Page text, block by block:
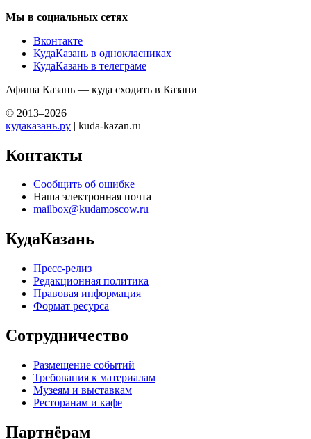
Мы в социальных сетях
Вконтакте
КудаКазань в однокласниках
КудаКазань в телеграме
Афиша Казань — куда сходить в Казани
© 2013–2026
кудаказань.ру | kuda-kazan.ru
Контакты
Сообщить об ошибке
Наша электронная почта
mailbox@kudamoscow.ru
КудаКазань
Пресс-релиз
Редакционная политика
Правовая информация
Формат ресурса
Сотрудничество
Размещение событий
Требования к материалам
Музеям и выставкам
Ресторанам и кафе
Партнёрам